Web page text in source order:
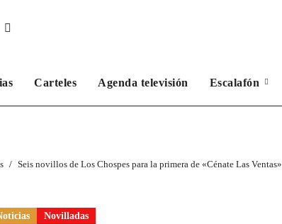
Carteles Agenda televisión Escalafón
Seis novillos de Los Chospes para la primera de «Cénate Las Ventas»
Novilladas